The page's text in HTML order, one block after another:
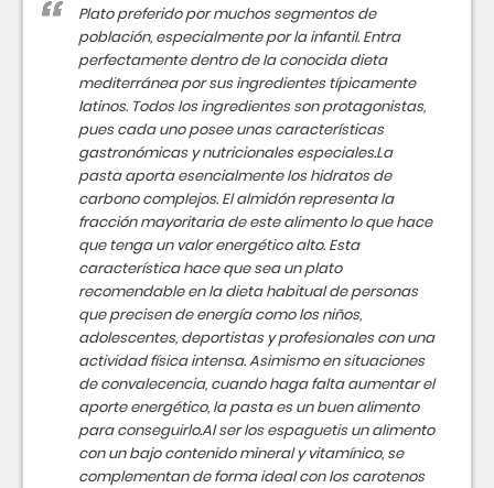
Plato preferido por muchos segmentos de
población, especialmente por la infantil. Entra
perfectamente dentro de la conocida dieta
mediterránea por sus ingredientes típicamente
latinos. Todos los ingredientes son protagonistas,
pues cada uno posee unas características
gastronómicas y nutricionales especiales.La
pasta aporta esencialmente los hidratos de
carbono complejos. El almidón representa la
fracción mayoritaria de este alimento lo que hace
que tenga un valor energético alto. Esta
característica hace que sea un plato
recomendable en la dieta habitual de personas
que precisen de energía como los niños,
adolescentes, deportistas y profesionales con una
actividad física intensa. Asimismo en situaciones
de convalecencia, cuando haga falta aumentar el
aporte energético, la pasta es un buen alimento
para conseguirlo.Al ser los espaguetis un alimento
con un bajo contenido mineral y vitamínico, se
complementan de forma ideal con los carotenos